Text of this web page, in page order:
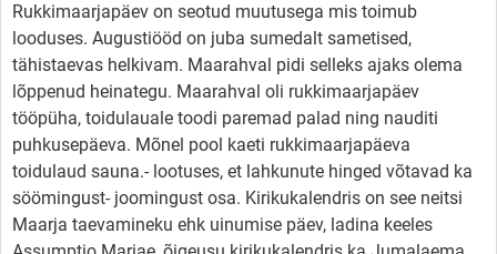
Rukkimaarjapäev on seotud muutusega mis toimub
looduses. Augustiööd on juba sumedalt sametised,
tähistaevas helkivam. Maarahval pidi selleks ajaks olema
lõppenud heinategu. Maarahval oli rukkimaarjapäev
tööpüha, toidulauale toodi paremad palad ning nauditi
puhkusepäeva. Mõnel pool kaeti rukkimaarjapäeva
toidulaud sauna.- lootuses, et lahkunute hinged võtavad ka
söömingust- joomingust osa. Kirikukalendris on see neitsi
Maarja taevamineku ehk uinumise päev, ladina keeles